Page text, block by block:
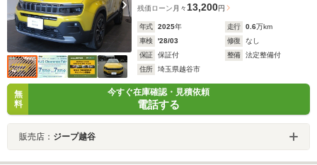
残価ローン 月々 13,200円
年式 2025年 走行 0.6万km
車検
'28/03 修復
なし
保証
保証付 整備
法定整備付
住所
埼玉県越谷市
無
料
今すぐ在庫確認・見積依頼
電話する
販売店： ジープ越谷